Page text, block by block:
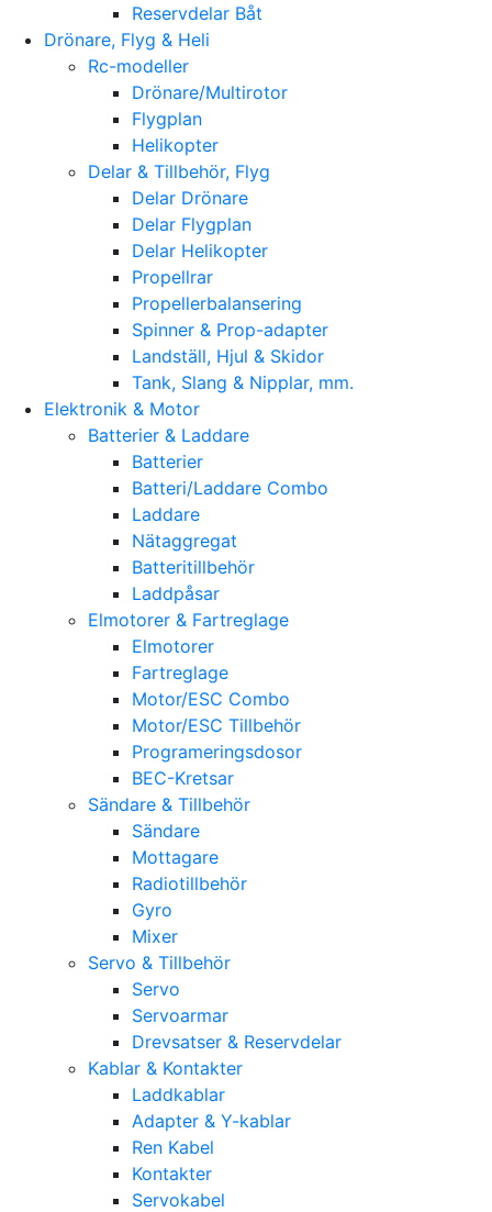
Reservdelar Båt
Drönare, Flyg & Heli
Rc-modeller
Drönare/Multirotor
Flygplan
Helikopter
Delar & Tillbehör, Flyg
Delar Drönare
Delar Flygplan
Delar Helikopter
Propellrar
Propellerbalansering
Spinner & Prop-adapter
Landställ, Hjul & Skidor
Tank, Slang & Nipplar, mm.
Elektronik & Motor
Batterier & Laddare
Batterier
Batteri/Laddare Combo
Laddare
Nätaggregat
Batteritillbehör
Laddpåsar
Elmotorer & Fartreglage
Elmotorer
Fartreglage
Motor/ESC Combo
Motor/ESC Tillbehör
Programeringsdosor
BEC-Kretsar
Sändare & Tillbehör
Sändare
Mottagare
Radiotillbehör
Gyro
Mixer
Servo & Tillbehör
Servo
Servoarmar
Drevsatser & Reservdelar
Kablar & Kontakter
Laddkablar
Adapter & Y-kablar
Ren Kabel
Kontakter
Servokabel